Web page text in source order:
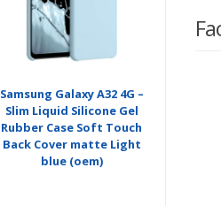
Samsung Galaxy A32 4G –
Slim Liquid Silicone Gel
Rubber Case Soft Touch
Back Cover matte Light
blue (oem)